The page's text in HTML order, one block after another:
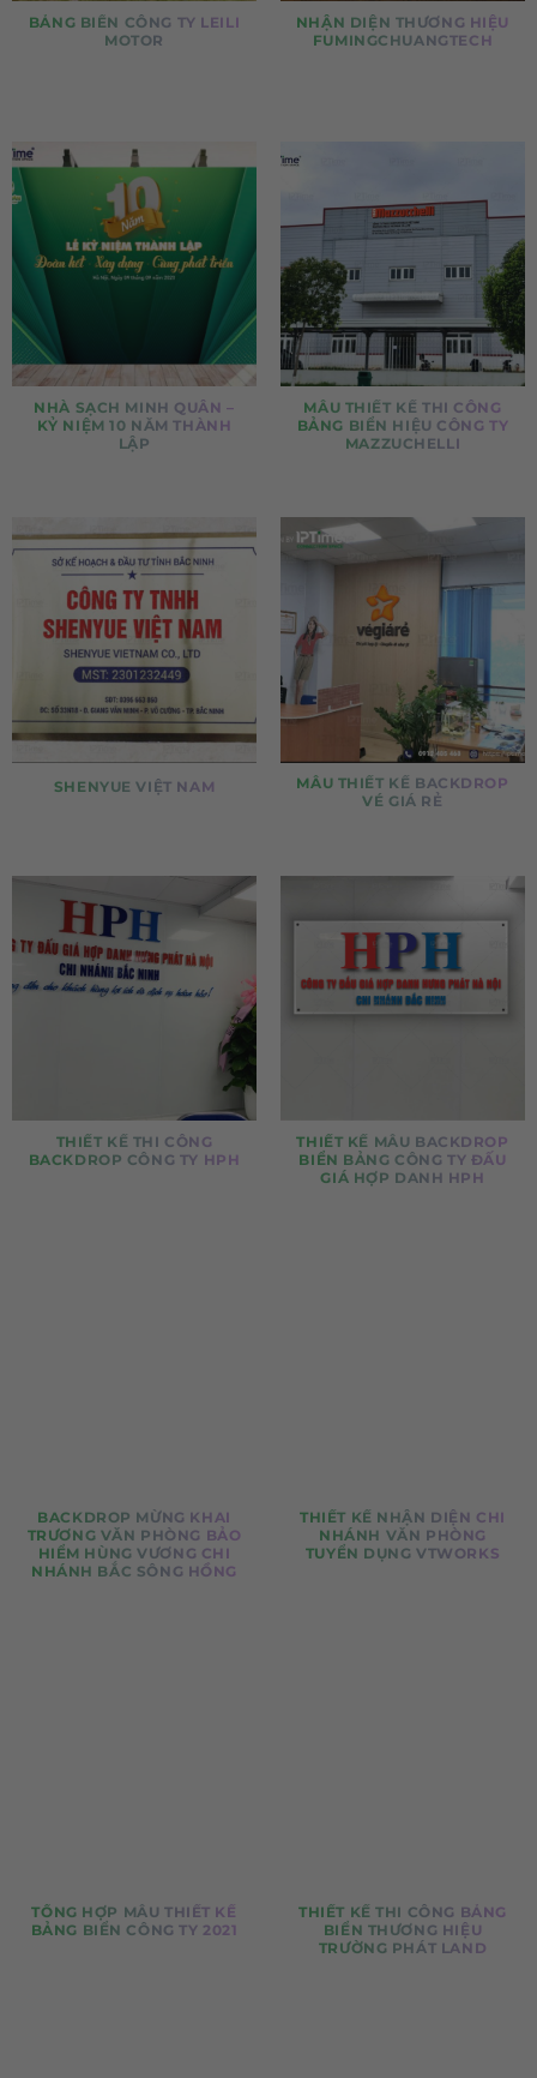
BẢNG BIỂN CÔNG TY LEILI
MOTOR
NHẬN DIỆN THƯƠNG HIỆU
FUMINGCHUANGTECH
NHÀ SẠCH MINH QUÂN –
KỶ NIỆM 10 NĂM THÀNH
LẬP
MẪU THIẾT KẾ THI CÔNG
BẢNG BIỂN HIỆU CÔNG TY
MAZZUCHELLI
SHENYUE VIỆT NAM
MẪU THIẾT KẾ BACKDROP
VÉ GIÁ RẺ
THIẾT KẾ THI CÔNG
BACKDROP CÔNG TY HPH
THIẾT KẾ MẪU BACKDROP
BIỂN BẢNG CÔNG TY ĐẤU
GIÁ HỢP DANH HPH
BACKDROP MỪNG KHAI
TRƯƠNG VĂN PHÒNG BẢO
HIỂM HÙNG VƯƠNG CHI
NHÁNH BẮC SÔNG HỒNG
THIẾT KẾ NHẬN DIỆN CHI
NHÁNH VĂN PHÒNG
TUYỂN DỤNG VTWORKS
TỔNG HỢP MẪU THIẾT KẾ
BẢNG BIỂN CÔNG TY 2021
THIẾT KẾ THI CÔNG BẢNG
BIỂN THƯƠNG HIỆU
TRƯỜNG PHÁT LAND